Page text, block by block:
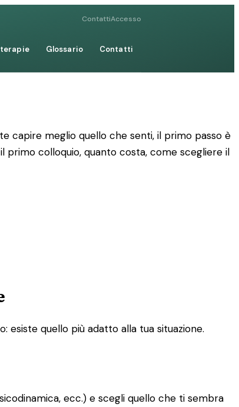
ContattiAccesso
Glossario Contatti
capire meglio quello che senti, il primo passo è
primo colloquio, quanto costa, come scegliere il
esiste quello più adatto alla tua situazione.
ecc.) e scegli quello che ti sembra